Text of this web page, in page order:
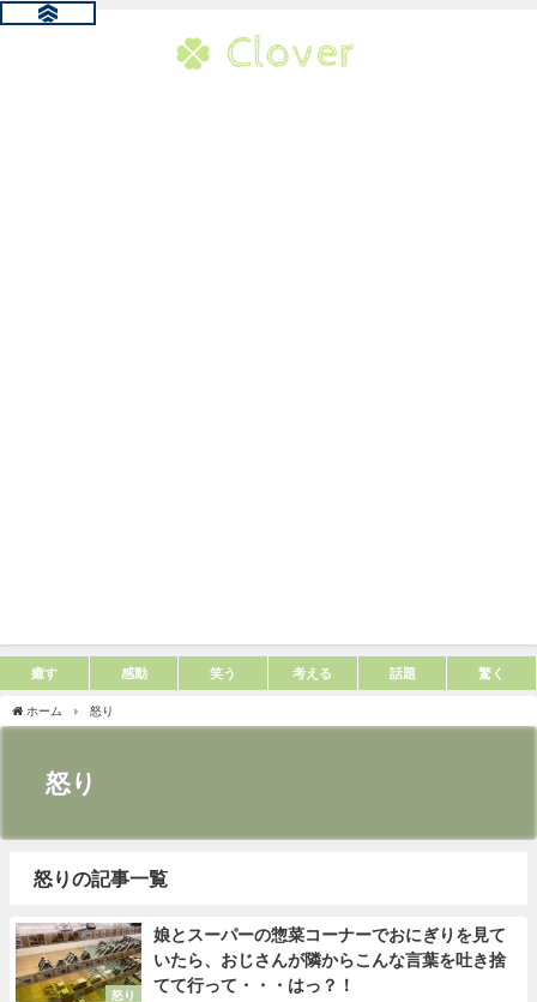
癒す 感動 笑う 考える 話題 驚く
ホーム 怒り
怒り
怒りの記事一覧
怒り
娘とスーパーの惣菜コーナーでおにぎりを見て
いたら、おじさんが隣からこんな言葉を吐き捨
てて行って・・・はっ？！